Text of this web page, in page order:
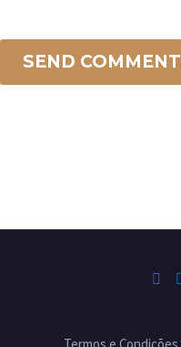
SEND COMMENT